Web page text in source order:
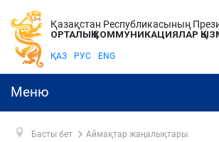
Қазақстан Республикасының
ОРТАЛЫҚ КОММУНИКАЦИЯЛАР
ҚАЗ РУС ENG
Меню
Басты бет Аймақтар жаңалықтары